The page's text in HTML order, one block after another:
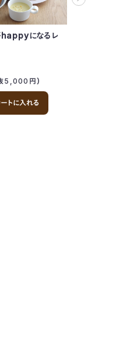
happyになるレ
5,000 円）
トに入れる